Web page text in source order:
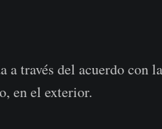
través del acuerdo con
en el exterior.